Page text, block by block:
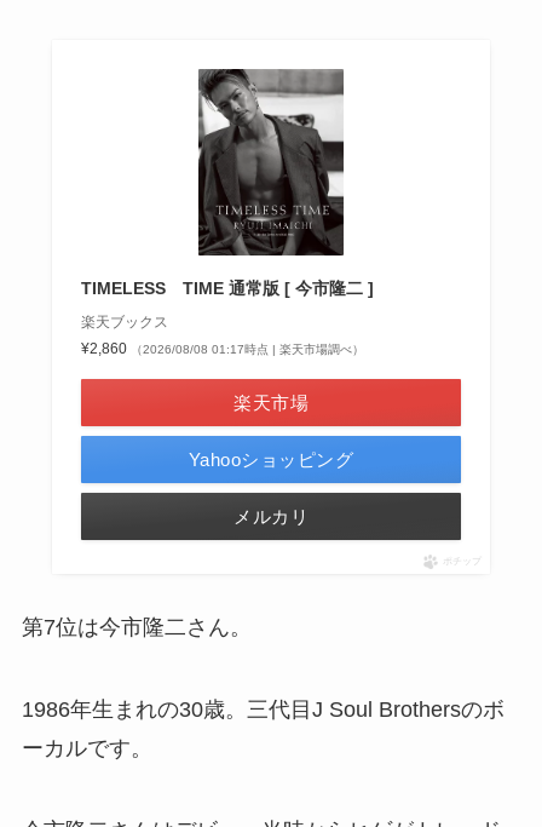
TIMELESS TIME 通常版 [ 今市隆二 ]
楽天ブックス
¥2,860
（2026/08/08 01:17時点 | 楽天市場調べ）
楽天市場
Yahooショッピング
メルカリ
ポチップ
第7位は今市隆二さん。
1986年生まれの30歳。三代目J Soul Brothersのボ
ーカルです。